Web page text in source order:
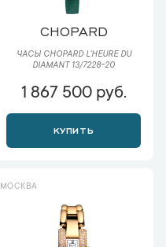
CHOPARD
ЧАСЫ CHOPARD L'HEURE DU
DIAMANT 13/7228-20
1 867 500 руб.
КУПИТЬ
МОСКВА